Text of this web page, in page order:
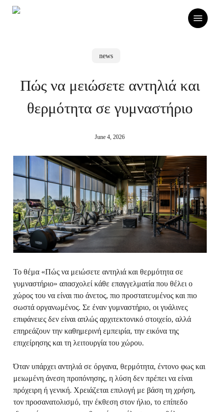
Menu
news
Πώς να μειώσετε αντηλιά και
θερμότητα σε γυμναστήριο
June 4, 2026
Το θέμα «Πώς να μειώσετε αντηλιά και θερμότητα σε
γυμναστήριο» απασχολεί κάθε επαγγελματία που θέλει ο
χώρος του να είναι πιο άνετος, πιο προστατευμένος και πιο
σωστά οργανωμένος. Σε έναν γυμναστήριο, οι γυάλινες
επιφάνειες δεν είναι απλώς αρχιτεκτονικό στοιχείο, αλλά
επηρεάζουν την καθημερινή εμπειρία, την εικόνα της
επιχείρησης και τη λειτουργία του χώρου.
Όταν υπάρχει αντηλιά σε όργανα, θερμότητα, έντονο φως και
μειωμένη άνεση προπόνησης, η λύση δεν πρέπει να είναι
πρόχειρη ή γενική. Χρειάζεται επιλογή με βάση τη χρήση,
τον προσανατολισμό, την έκθεση στον ήλιο, το επίπεδο